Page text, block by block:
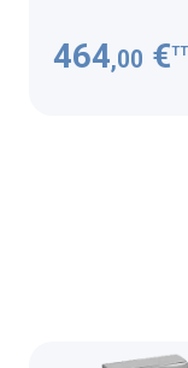
464,00 €